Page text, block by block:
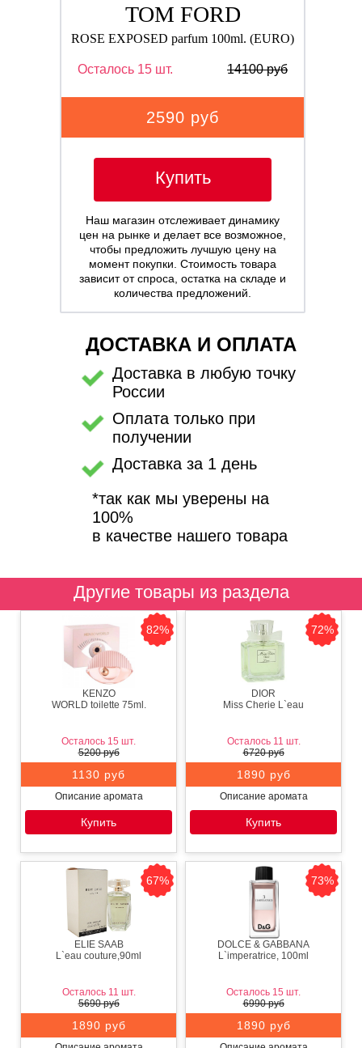
TOM FORD
ROSE EXPOSED parfum 100ml. (EURO)
Осталось 15 шт. 14100 руб
2590 руб
Купить
Наш магазин отслеживает динамику
цен на рынке и делает все возможное,
чтобы предложить лучшую цену на
момент покупки. Стоимость товара
зависит от спроса, остатка на складе и
количества предложений.
ДОСТАВКА И ОПЛАТА
Доставка в любую точку
России
Оплата только при
получении
Доставка за 1 день
*так как мы уверены на
100%
в качестве нашего товара
Другие товары из раздела
82%
KENZO
WORLD toilette 75ml.
Осталось 15 шт.
5200 руб
1130 руб
Описание аромата
Купить
72%
DIOR
Miss Cherie L`eau
Осталось 11 шт.
6720 руб
1890 руб
Описание аромата
Купить
67%
ELIE SAAB
L`eau couture,90ml
Осталось 11 шт.
5690 руб
1890 руб
73%
DOLCE & GABBANA
L`imperatrice, 100ml
Осталось 15 шт.
6990 руб
1890 руб